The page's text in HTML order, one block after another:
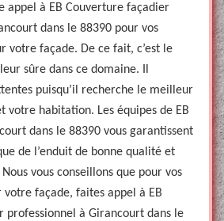
appel à EB Couverture façadier
dans le 88390 pour vos
votre façade. De ce fait, c’est le
sûre dans ce domaine. Il
puisqu’il recherche le meilleur
votre habitation. Les équipes de EB
dans le 88390 vous garantissent
de l’enduit de bonne qualité et
vous conseillons que pour vos
façade, faites appel à EB
professionnel à Girancourt dans le